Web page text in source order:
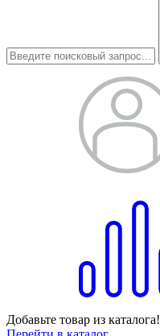
Добавьте товар из каталога!